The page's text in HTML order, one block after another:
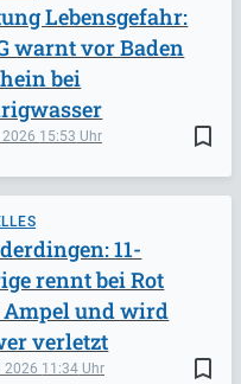
bookmark_border
2026 15:53
Lebensgefahr:
warnt vor Baden
bei
bookmark_border
2026 11:34
11-
rennt bei Rot
Ampel und wird
verletzt